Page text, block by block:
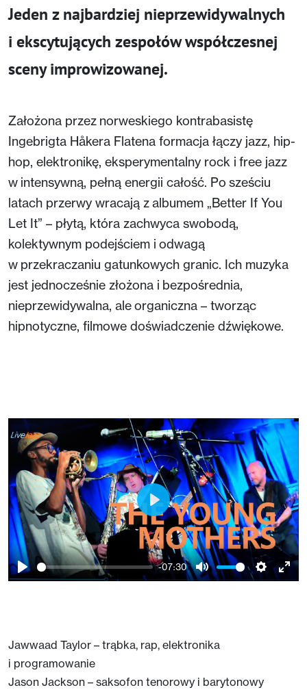
Jeden z najbardziej nieprzewidywalnych
i ekscytujących zespołów współczesnej
sceny improwizowanej.
Założona przez norweskiego kontrabasistę
Ingebrigta Håkera Flatena formacja łączy jazz, hip-
hop, elektronikę, eksperymentalny rock i free jazz
w intensywną, pełną energii całość. Po sześciu
latach przerwy wracają z albumem „Better If You
Let It” – płytą, która zachwyca swobodą,
kolektywnym podejściem i odwagą
w przekraczaniu gatunkowych granic. Ich muzyka
jest jednocześnie złożona i bezpośrednia,
nieprzewidywalna, ale organiczna – tworząc
hipnotyczne, filmowe doświadczenie dźwiękowe.
Play
-07:30
Mute Settings
Play
Jawwaad Taylor – trąbka, rap, elektronika
i programowanie
Jason Jackson – saksofon tenorowy i barytonowy